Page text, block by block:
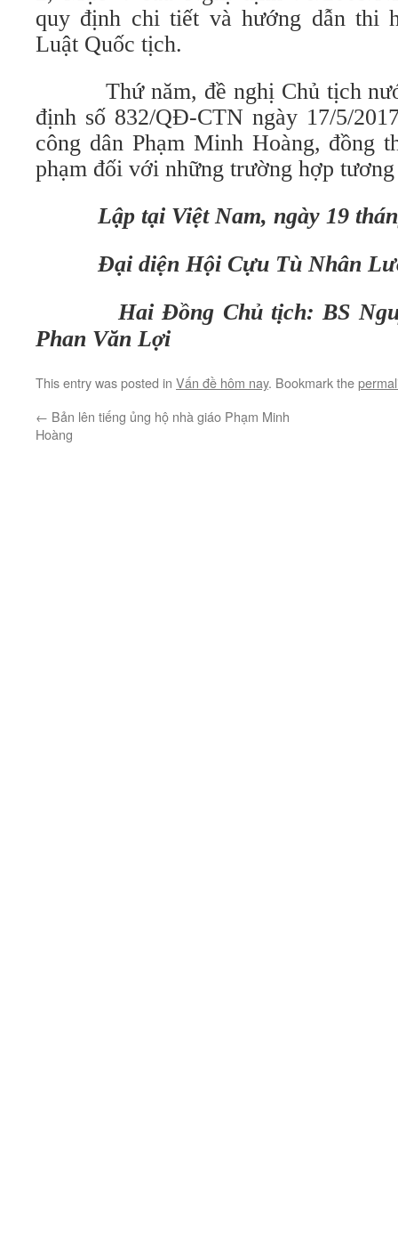
quy định chi tiết và hướng dẫn thi
Luật Quốc tịch.
Thứ năm, đề nghị Chủ tịch
định số 832/QĐ-CTN ngày 17/5/
công dân Phạm Minh Hoàng, đồng
phạm đối với những trường hợp
Lập tại Việt Nam, ngày 19
Đại diện Hội Cựu Tù Nhân
Hai Đồng Chủ tịch: BS
Phan Văn Lợi
This entry was posted in Vấn đề hôm nay. Bookmark the
← Bản lên tiếng ủng hộ nhà giáo Phạm Minh
Hoàng